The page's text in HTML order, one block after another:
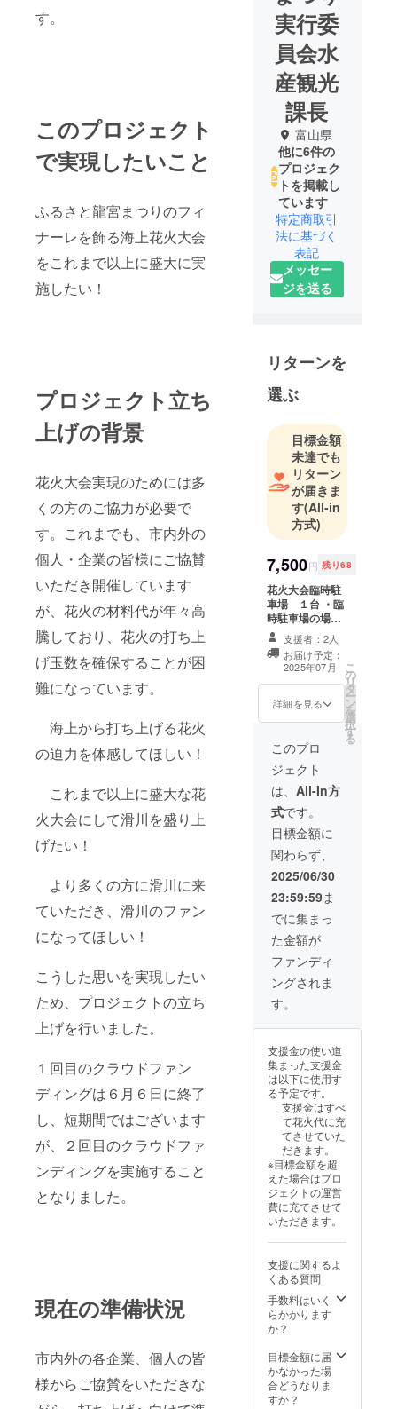
す。
このプロジェクト
で実現したいこと
ふるさと龍宮まつりのフィ
ナーレを飾る海上花火大会
をこれまで以上に盛大に実
施したい！
プロジェクト立ち
上げの背景
花火大会実現のためには多
くの方のご協力が必要で
す。これまでも、市内外の
個人・企業の皆様にご協賛
いただき開催しています
が、花火の材料代が年々高
騰しており、花火の打ち上
げ玉数を確保することが困
難になっています。
海上から打ち上げる花火
の迫力を体感してほしい！
これまで以上に盛大な花
火大会にして滑川を盛り上
げたい！
より多くの方に滑川に来
ていただき、滑川のファン
になってほしい！
こうした思いを実現したい
ため、プロジェクトの立ち
上げを行いました。
１回目のクラウドファン
ディングは６月６日に終了
し、短期間ではございます
が、２回目のクラウドファ
ンディングを実施すること
となりました。
現在の準備状況
市内外の各企業、個人の皆
様からご協賛をいただきな
実行委
員会水
産観光
課長
富山県
他に6件の
プロジェク
トを掲載し
ています
特定商取引
法に基づく
表記
メッセー
ジを送る
リターンを
選ぶ
目標金額
未達でも
リターン
が届きま
す(All-in
方式)
7,500円 残り68
花火大会臨時駐
車場 １台 ・臨
時駐車場の場所
は、旧滑川駅前
住宅跡地（滑川
市中川原、富山
明興産業様向か
い側の砂利駐車
場）です。 ・有
（日）午後６時
から午後１０時
まで ・ご利用方
法：プロジェク
ト終了後に、駐
車場の利用チ
ケットをメール
でお送りいたし
ます。
支援者：2人
お届け予定：
2025年07月
詳細を見る
こ
の
リ
タ
ー
ン
を
選
択
す
る
このプロ
ジェクト
は、 All-In方
式です。
目標金額に
関わらず、
2025/06/30
23:59:59ま
でに集まっ
た金額が
ファンディ
ングされま
す。
支援金の使い道
集まった支援金
は以下に使用す
る予定です。
支援金はすべ
て花火代に充
てさせていた
だきます。
※目標金額を超
えた場合はプロ
ジェクトの運営
費に充てさせて
いただきます。
支援に関するよ
くある質問
手数料はいく
らかかります
か？
目標金額に届
かなかった場
合どうなりま
すか？